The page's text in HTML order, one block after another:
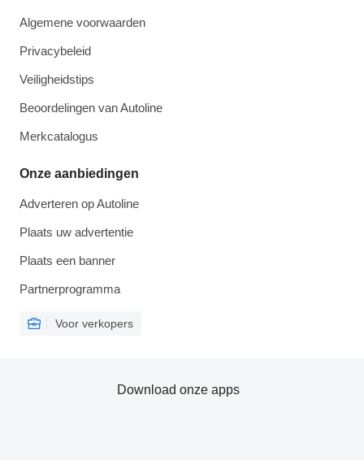
Algemene voorwaarden
Privacybeleid
Veiligheidstips
Beoordelingen van Autoline
Merkcatalogus
Onze aanbiedingen
Adverteren op Autoline
Plaats uw advertentie
Plaats een banner
Partnerprogramma
Voor verkopers
Download onze apps